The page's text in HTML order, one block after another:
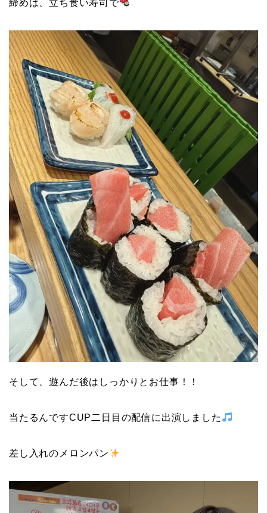
締めは、立ち食い寿司で
そして、遊んだ後はしっかりとお仕事！！
当たるんですCUP二日目の配信に出演しました
差し入れのメロンパン